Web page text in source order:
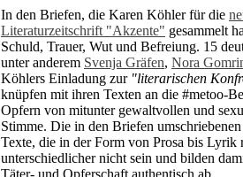
In den Briefen, die Karen Köhler für die
Literaturzeitschrift "Akzente" gesammelt
Schuld, Trauer, Wut und Befreiung. 15
unter anderem Svenja Gräfen, Nora
Köhlers Einladung zur "literarischen
knüpfen mit ihren Texten an die #metoo-
Opfern von mitunter gewaltvollen und
Stimme. Die in den Briefen
Texte, die in der Form von Prosa bis Lyrik
unterschiedlicher nicht sein und bilden
Täter- und Opferschaft authentisch ab.